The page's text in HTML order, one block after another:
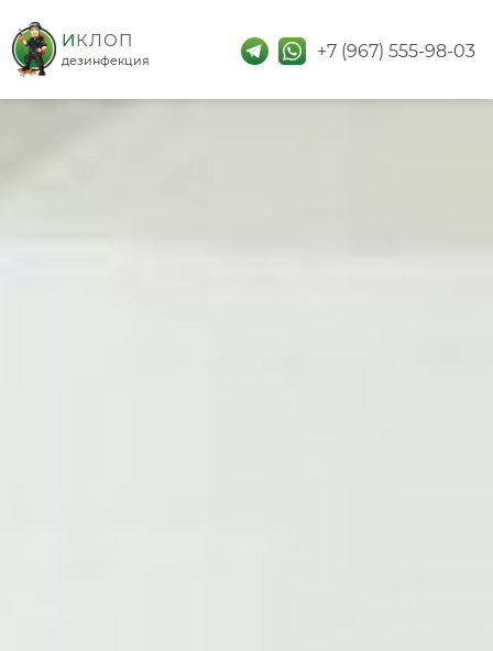
дезинфекция